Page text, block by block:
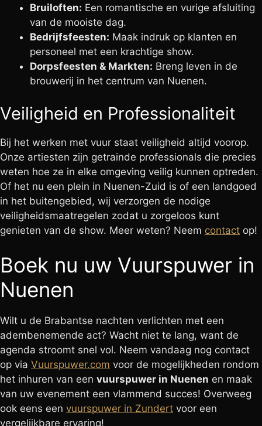
Bruiloften: Een romantische en vurige afsluiting
van de mooiste dag.
Bedrijfsfeesten: Maak indruk op klanten en
personeel met een krachtige show.
Dorpsfeesten & Markten: Breng leven in de
brouwerij in het centrum van Nuenen.
Veiligheid en Professionaliteit
Bij het werken met vuur staat veiligheid altijd voorop.
Onze artiesten zijn getrainde professionals die precies
weten hoe ze in elke omgeving veilig kunnen optreden.
Of het nu een plein in Nuenen-Zuid is of een landgoed
in het buitengebied, wij verzorgen de nodige
veiligheidsmaatregelen zodat u zorgeloos kunt
genieten van de show. Meer weten? Neem contact op!
Boek nu uw Vuurspuwer in
Nuenen
Wilt u de Brabantse nachten verlichten met een
adembenemende act? Wacht niet te lang, want de
agenda stroomt snel vol. Neem vandaag nog contact
op via Vuurspuwer.com voor de mogelijkheden rondom
het inhuren van een vuurspuwer in Nuenen en maak
van uw evenement een vlammend succes! Overweeg
ook eens een vuurspuwer in Zundert voor een
vergelijkbare ervaring!